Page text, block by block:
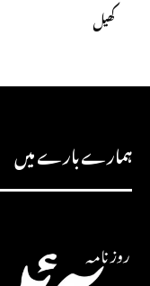
کھیل
ہمارے بارے میں